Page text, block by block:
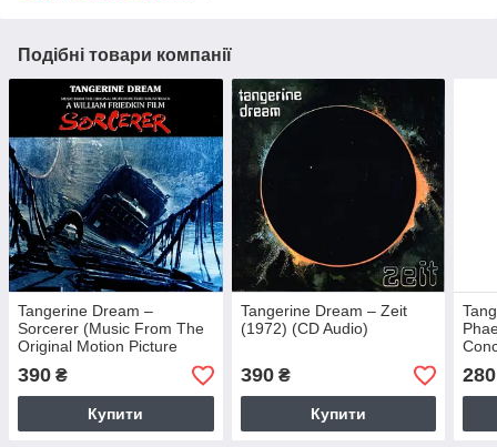
Подібні товари компанії
Tangerine Dream –
Sorcerer (Music From The
Original Motion Picture
Soundtrack) (1977) (CD
Audio)
390 ₴
Купити
Tangerine Dream – Zeit
(1972) (CD Audio)
390₴
Купити
280